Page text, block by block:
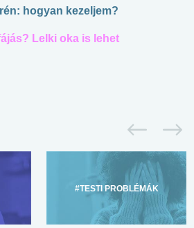
hogyan kezeljem?
Lelki oka is lehet
#TESTI PROBLÉMÁK